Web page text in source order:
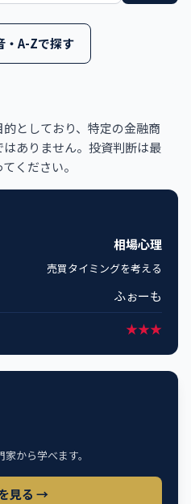
・A-Zで探す
としており、特定の金融商
ありません。投資判断は最
ください。
相場心理
売買タイミングを考える
ふぉーも
★★★
から学べます。
見る →